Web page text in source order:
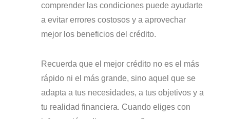
comprender las condiciones puede ayudarte
a evitar errores costosos y a aprovechar
mejor los beneficios del crédito.
Recuerda que el mejor crédito no es el más
rápido ni el más grande, sino aquel que se
adapta a tus necesidades, a tus objetivos y a
tu realidad financiera. Cuando eliges con